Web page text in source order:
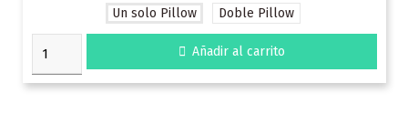
Un solo Pillow
Doble Pillow
 Añadir al carrito